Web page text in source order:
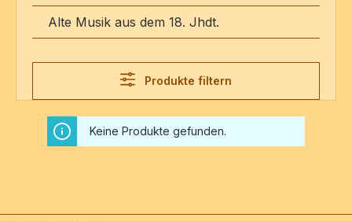
Alte Musik aus dem 18. Jhdt.
Produkte filtern
Keine Produkte gefunden.